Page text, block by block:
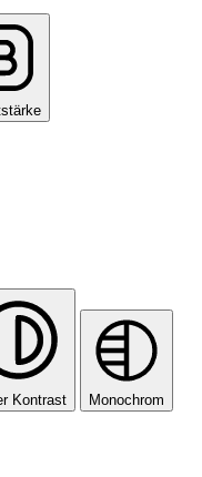
Kontrast Monochrom